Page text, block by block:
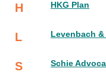
H HKG Plan
L Levenbach
S Schie